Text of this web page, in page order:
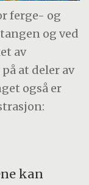
ferge- og
og ved
av
at deler av
også er
kan